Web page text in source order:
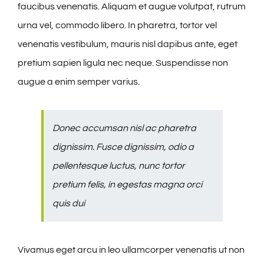
faucibus venenatis. Aliquam et augue volutpat, rutrum
urna vel, commodo libero. In pharetra, tortor vel
venenatis vestibulum, mauris nisl dapibus ante, eget
pretium sapien ligula nec neque. Suspendisse non
augue a enim semper varius.
Donec accumsan nisl ac pharetra
dignissim. Fusce dignissim, odio a
pellentesque luctus, nunc tortor
pretium felis, in egestas magna orci
quis dui
Vivamus eget arcu in leo ullamcorper venenatis ut non